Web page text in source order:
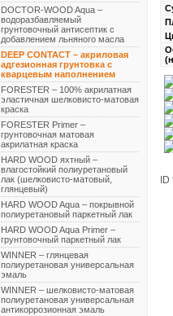
DOCTOR-WOOD Aqua –
водоразбавляемый
грунтовочный антисептик с
добавлением льняного масла
DEEP CONTACT – акриловая
адгезионная грунтовка с
кварцевым наполнением
FORESTER – 100% акрилатная
эластичная шелковисто-матовая
краска
FORESTER Primer –
грунтовочная матовая
акрилатная краска
HARD WOOD яхтный –
влагостойкий полиуретановый
лак (шелковисто-матовый,
глянцевый)
HARD WOOD Aqua – покрывной
полиуретановый паркетный лак
HARD WOOD Aqua Primer –
грунтовочный паркетный лак
WINNER – глянцевая
полиуретановая универсальная
эмаль
WINNER – шелковисто-матовая
полиуретановая универсальная
антикоррозионная эмаль